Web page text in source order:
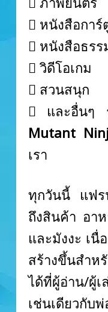
 หนังสือการ์
 หนังสือธรร
 วิดีโอเกม
 สวนสนุก
 และอื่นๆ
Mutant
เรา
ทุกวันนี้ แฟร
ถึงสินค้า อา
และมังงะ เ
สร้างขึ้นสำห
ได้ที่ผู้อ่าน/ผู้เ
เช่นเดียวกับ